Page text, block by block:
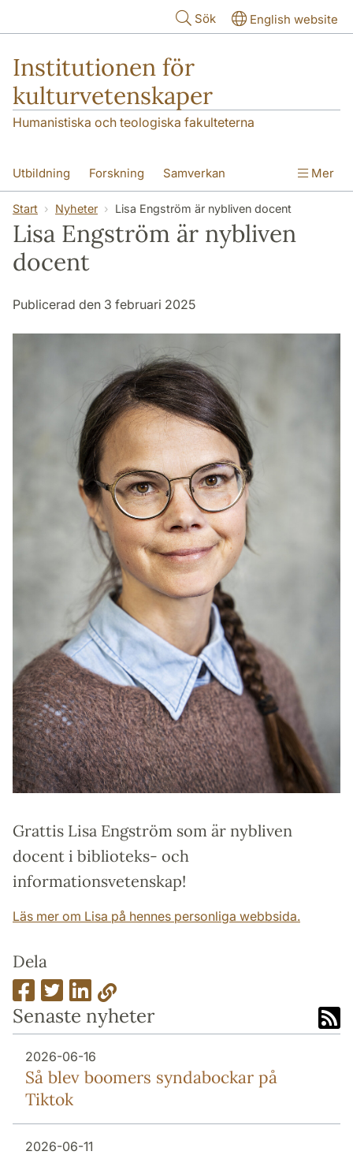
Sök English website
Institutionen för
kulturvetenskaper
Humanistiska och teologiska fakulteterna
Utbildning Forskning Samverkan
Om institutionen Kontakt
Mer
Start Nyheter Lisa Engström är nybliven docent
Lisa Engström är nybliven
docent
Publicerad den 3 februari 2025
Grattis Lisa Engström som är nybliven
docent i biblioteks- och
informationsvetenskap!
Läs mer om Lisa på hennes personliga webbsida.
Dela
Senaste nyheter
2026-06-16
Så blev boomers syndabockar på
Tiktok
2026-06-11